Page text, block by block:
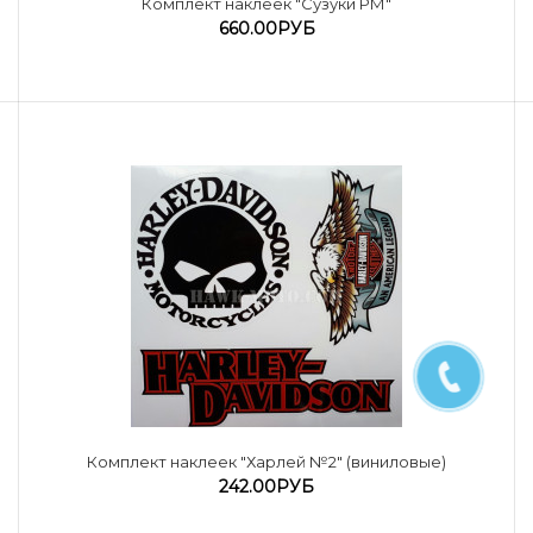
660.00РУБ
Комплект наклеек "Харлей №2" (виниловые)
242.00РУБ